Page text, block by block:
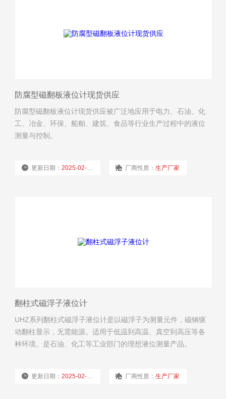
防腐型磁翻板液位计现货供应
防腐型磁翻板液位计现货供应被广泛地应用于电力、石油、化
工、冶金、环保、船舶、建筑、食品等行业生产过程中的液位
测量与控制。
更新日期：2025-02-19 厂商性质：生产厂家
翻柱式磁浮子液位计
UHZ系列翻柱式磁浮子液位计是以磁浮子为测量元件，磁钢驱
动翻柱显示，无需能源。适用于低温到高温、真空到高压等各
种环境。是石油、化工等工业部门的理想液位测量产品。
更新日期：2025-02-17 厂商性质：生产厂家